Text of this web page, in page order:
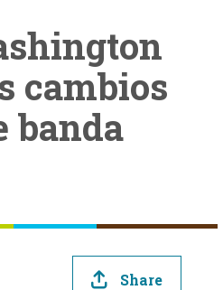
cambios
banda
Share